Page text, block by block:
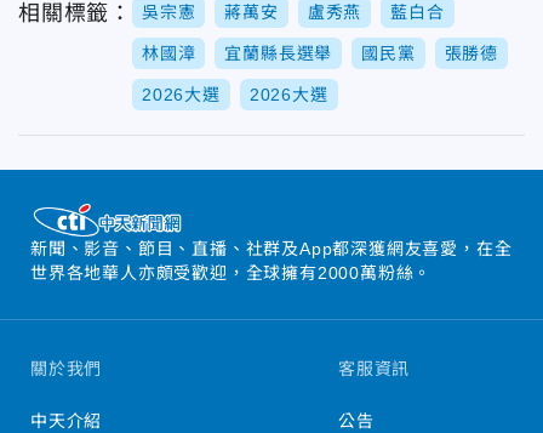
相關標籤： 吳宗憲 蔣萬安 盧秀燕 藍白合
林國漳 宜蘭縣長選舉 國民黨 張勝德
2026大選 2026大選
新聞、影音、節目、直播、社群及App都深獲網友喜愛，在全
世界各地華人亦頗受歡迎，全球擁有2000萬粉絲。
關於我們
中天介紹
客服資訊
公告